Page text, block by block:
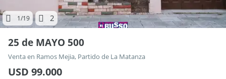
1/19 2
25 de MAYO 500
Venta en Ramos Mejia, Partido de La Matanza
USD 99.000